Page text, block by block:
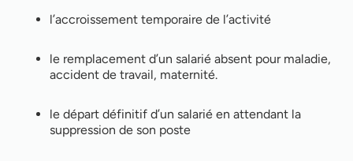
l’accroissement temporaire de l’activité
le remplacement d’un salarié absent pour maladie,
accident de travail, maternité.
le départ définitif d’un salarié en attendant la
suppression de son poste